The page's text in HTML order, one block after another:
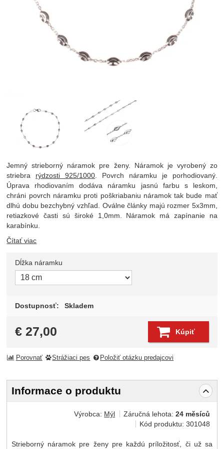
Fotografie
Jemný strieborný náramok pre ženy. Náramok je vyrobený zo
striebra rýdzosti 925/1000 . Povrch náramku je porhodiovaný.
Úprava rhodiovaním dodáva náramku jasnú farbu s leskom,
chráni povrch náramku proti poškriabaniu náramok tak bude mať
dlhú dobu bezchybný vzhľad. Oválne články majú rozmer 5x3mm,
retiazkové časti sú široké 1,0mm. Náramok má zapínanie na
karabínku.
Čítať viac
Zvoľte variant
Dĺžka náramku
Dostupnosť: Skladem
€ 27,00 Kúpiť
Porovnať Strážiaci pes Položiť otázku predajcovi
Informace o produktu
Výrobca: Mýl Záručná lehota:24 měsíců
Kód produktu:301048
Strieborný náramok pre ženy pre každú príložitosť, či už sa